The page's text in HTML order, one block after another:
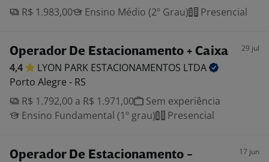
R$ 1.983,00
Ensino Médio (2º Grau) Presencial
Operador De Estacionamento + Caixa 29 jul
4,4 LYON PARK ESTACIONAMENTOS LTDA
Porto Alegre - RS
R$ 1.792,00 a R$ 1.971,00
Sem experiência
Ensino Fundamental (1º grau)
Presencial
Operador De Estacionamento -
17 jun